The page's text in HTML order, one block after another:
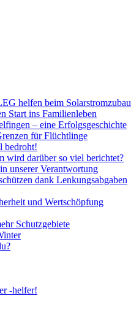
helfen beim Solarstromzubau
Start ins Familienleben
– eine Erfolgsgeschichte
für Flüchtlinge
bedroht!
wird darüber so viel berichtet?
unserer Verantwortung
dank Lenkungsabgaben
und Wertschöpfung
Schutzgebiete
-helfer!